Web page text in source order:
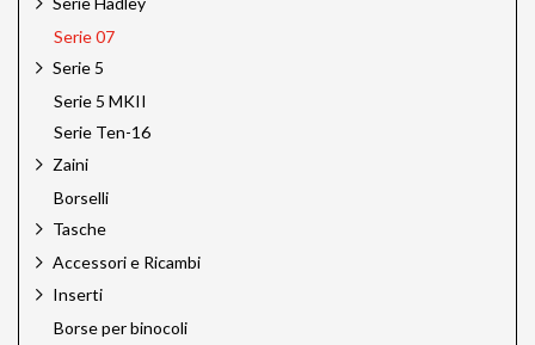
Serie 07
Serie 5
Serie 5 MKII
Serie Ten-16
Zaini
Borselli
Tasche
Accessori e Ricambi
Inserti
Borse per binocoli